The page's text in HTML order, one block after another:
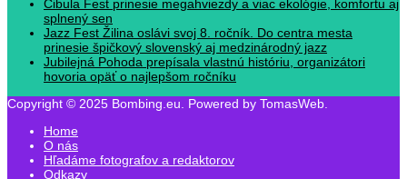
Cibula Fest prinesie megahviezdy a viac ekológie, komfortu aj
splnený sen
Jazz Fest Žilina oslávi svoj 8. ročník. Do centra mesta
prinesie špičkový slovenský aj medzinárodný jazz
Jubilejná Pohoda prepísala vlastnú históriu, organizátori
hovoria opäť o najlepšom ročníku
Copyright © 2025 Bombing.eu. Powered by TomasWeb.
Home
O nás
Hľadáme fotografov a redaktorov
Odkazy